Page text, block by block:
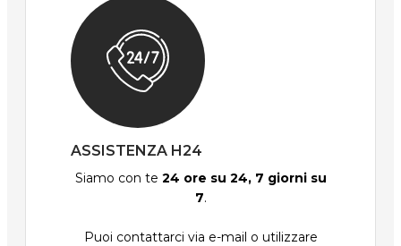
ASSISTENZA H24
Siamo con te 24 ore su 24, 7 giorni su
7.
Puoi contattarci via e-mail o utilizzare